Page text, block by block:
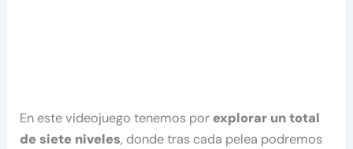
En este videojuego tenemos por explorar un total
de siete niveles, donde tras cada pelea podremos